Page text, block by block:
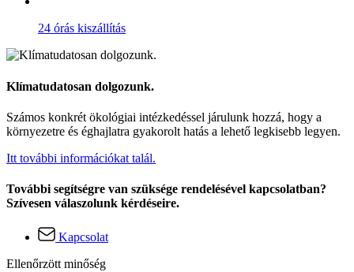
24 órás kiszállítás
Klímatudatosan dolgozunk.
Számos konkrét ökológiai intézkedéssel járulunk hozzá, hogy a
környezetre és éghajlatra gyakorolt hatás a lehető legkisebb legyen.
Itt további információkat talál.
További segítségre van szüksége rendelésével kapcsolatban?
Szívesen válaszolunk kérdéseire.
Kapcsolat
Ellenőrzött minőség